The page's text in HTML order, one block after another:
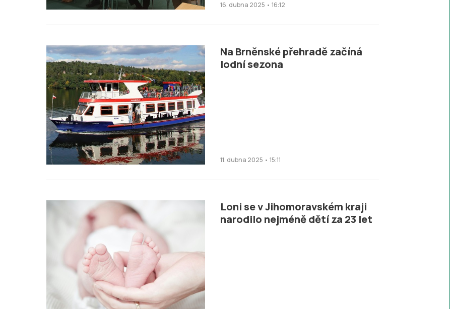
16. dubna 2025 • 16:12
Na Brněnské přehradě začíná
lodní sezona
11. dubna 2025 • 15:11
Loni se v Jihomoravském kraji
narodilo nejméně dětí za 23 let